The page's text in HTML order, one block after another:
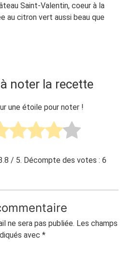
Saint-Valentin, coeur à la
au citron vert aussi beau que
noter la recette
une étoile pour noter !
/ 5. Décompte des votes :6
ne sera pas publiée. Les champs
avec *